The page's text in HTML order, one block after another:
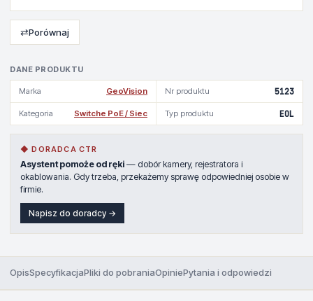
DANE PRODUKTU
Marka GeoVision Nr produktu 5123
Kategoria Switche PoE / Siec Typ produktu EOL
◆ DORADCA CTR
Asystent pomoże od ręki — dobór kamery, rejestratora i
okablowania. Gdy trzeba, przekażemy sprawę odpowiedniej osobie w
firmie.
Napisz do doradcy →
⇄Porównaj
OpisSpecyfikacjaPliki do pobraniaOpiniePytania i odpowiedzi